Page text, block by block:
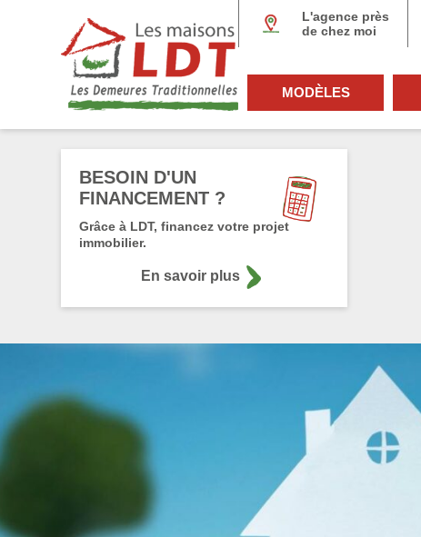
L'agence près
de chez moi
MODÈLES
BESOIN D'UN
FINANCEMENT ?
Grâce à LDT, financez votre projet
immobilier.
En savoir plus